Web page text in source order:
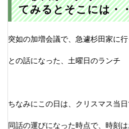
てみるとそこには・
突如の加増会議で、急遽杉田家に行
との話になった、土曜日のランチ
ちなみにこの日は、クリスマス当
同話の運びになった時点で、時刻